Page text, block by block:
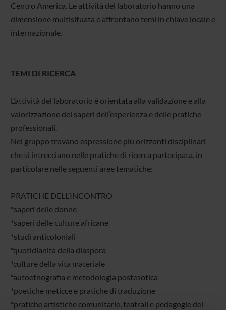
Centro America. Le attività del laboratorio hanno una
dimensione multisituata e affrontano temi in chiave locale e
internazionale.
TEMI DI RICERCA
L’attività del laboratorio è orientata alla validazione e alla
valorizzazione dei saperi dell’esperienza e delle pratiche
professionali.
Nel gruppo trovano espressione più orizzonti disciplinari
che si intrecciano nelle pratiche di ricerca partecipata, in
particolare nelle seguenti aree tematiche:
PRATICHE DELL’INCONTRO
*saperi delle donne
*saperi delle culture africane
*studi anticoloniali
*quotidianità della diaspora
*culture della vita materiale
*autoetnografia e metodologia postesotica
*poetiche meticce e pratiche di traduzione
*pratiche artistiche comunitarie, teatrali e pedagogie del